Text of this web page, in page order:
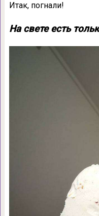
Итак, погнали!
На свете есть